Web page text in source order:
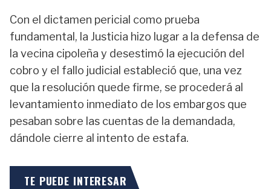
Con el dictamen pericial como prueba
fundamental, la Justicia hizo lugar a la defensa de
la vecina cipoleña y desestimó la ejecución del
cobro y el fallo judicial estableció que, una vez
que la resolución quede firme, se procederá al
levantamiento inmediato de los embargos que
pesaban sobre las cuentas de la demandada,
dándole cierre al intento de estafa.
TE PUEDE INTERESAR